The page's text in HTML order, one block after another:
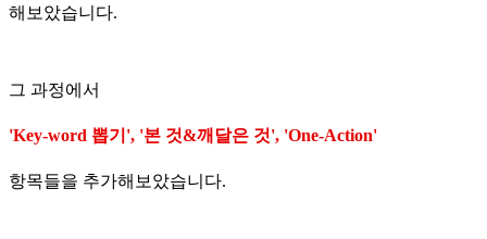
해보았습니다.
그 과정에서
'Key-word 뽑기', '본 것&깨달은 것', 'One-Action'
항목들을 추가해보았습니다.